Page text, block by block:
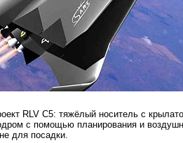
RLV C5: тяжёлый носитель с
с помощью планирования и
для посадки.